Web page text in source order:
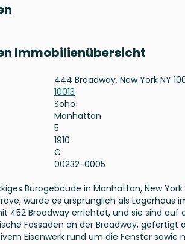
Immobilienübersicht
444 Broadway, New York NY
10013
Soho
Manhattan
5
1910
C
00232-0005
Bürogebäude in Manhattan, New
wurde es ursprünglich als Lagerhaus
452 Broadway errichtet, und sie sind auf
Fassaden an der Broadway, gefertigt
Eisenwerk rund um die Fenster